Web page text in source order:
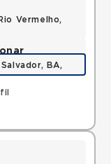
Vermelho,
BA,